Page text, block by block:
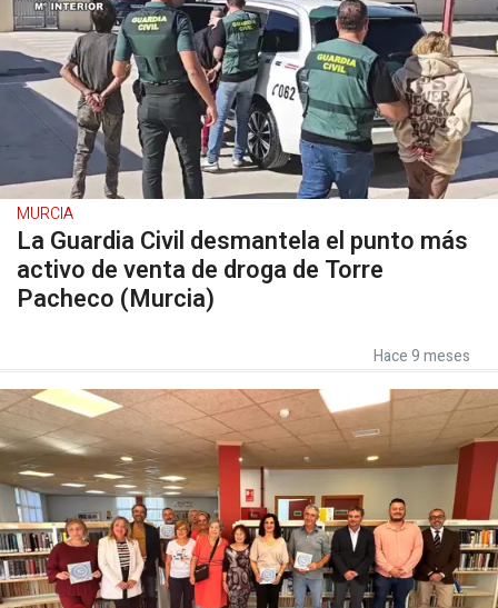
MURCIA
La Guardia Civil desmantela el punto más
activo de venta de droga de Torre
Pacheco (Murcia)
Hace 9 meses